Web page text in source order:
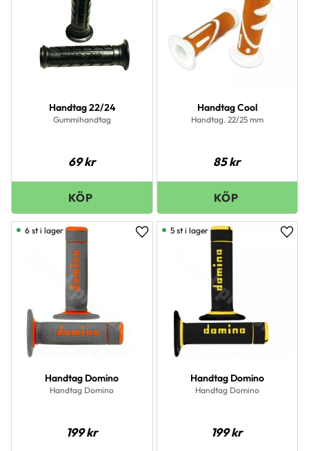
Handtag 22/24
Gummihandtag
69kr
Handtag Cool
Handtag. 22/25 mm
85kr
Handtag Domino
Handtag Domino
199kr
Lägg till i favoriter
6 st i lager
Handtag Domino
Handtag Domino
199kr
5 st i lager